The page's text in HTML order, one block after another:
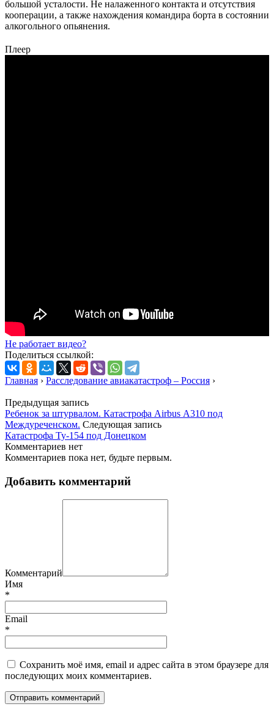
большой усталости. Не налаженного контакта и отсутствия
кооперации, а также нахождения командира борта в состоянии
алкогольного опьянения.
Плеер
Не работает видео?
Поделиться ссылкой:
Главная › Расследование авиакатастроф – Россия ›
Предыдущая запись
Ребенок за штурвалом. Катастрофа Airbus А310 под
Междуреченском. Следующая запись
Катастрофа Ту-154 под Донецком
Комментариев нет
Комментариев пока нет, будьте первым.
Добавить комментарий
Комментарий
Имя
*
Email
*
Сохранить моё имя, email и адрес сайта в этом браузере для
последующих моих комментариев.